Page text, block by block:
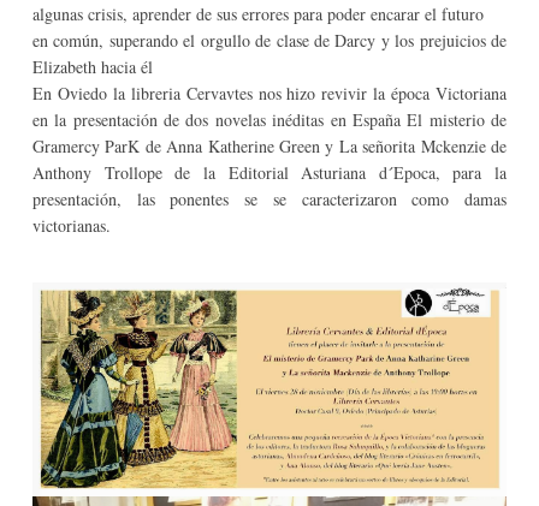
algunas crisis, aprender de sus errores para poder encarar el futuro
en común, superando el orgullo de clase de Darcy y los prejuicios de
Elizabeth hacia él
En Oviedo la libreria Cervavtes nos hizo revivir la época Victoriana
en la presentación de dos novelas inéditas en España El misterio de
Gramercy ParK de Anna Katherine Green y La señorita Mckenzie de
Anthony Trollope de la Editorial Asturiana d´Epoca, para la
presentación, las ponentes se se caracterizaron como damas
victorianas.